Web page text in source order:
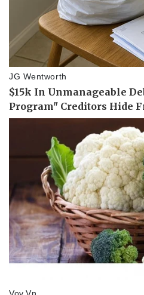
Thể thao
Bóng đá
Thế giới thể thao